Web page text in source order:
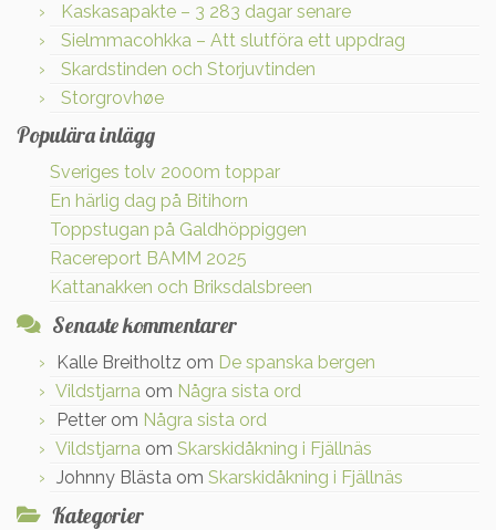
Kaskasapakte – 3 283 dagar senare
Sielmmacohkka – Att slutföra ett uppdrag
Skardstinden och Storjuvtinden
Storgrovhøe
Populära inlägg
Sveriges tolv 2000m toppar
En härlig dag på Bitihorn
Toppstugan på Galdhöppiggen
Racereport BAMM 2025
Kattanakken och Briksdalsbreen
Senaste kommentarer
Kalle Breitholtz om De spanska bergen
Vildstjarna om Några sista ord
Petter om Några sista ord
Vildstjarna om Skarskidåkning i Fjällnäs
Johnny Blästa om Skarskidåkning i Fjällnäs
Kategorier